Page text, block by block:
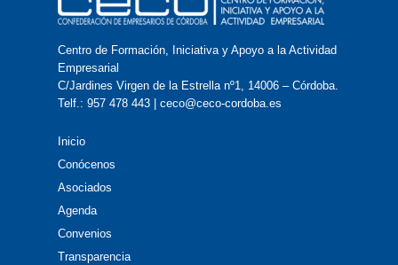
Centro de Formación, Iniciativa y Apoyo a la Actividad
Empresarial
C/Jardines Virgen de la Estrella nº1, 14006 – Córdoba.
Telf.: 957 478 443 | ceco@ceco-cordoba.es
Inicio
Conócenos
Asociados
Agenda
Convenios
Transparencia